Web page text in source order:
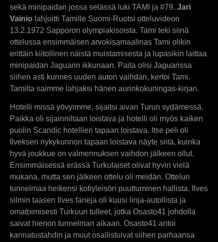
sekä minipaidan jossa selässä luki TAMI ja #79. Jari
Vainio lahjoitti Tamille Suomi-Ruotsi otteluvideon
13.2.1972 Sapporon olympiakisoista. Tami teki siinä
ottelussa ensimmäisen arvokisamaalinas Tami olikin
erittäin kiitollinen näistä muistamisesta ja lupasikin laittaa
minipaidan Jaguarin ikkunaan. Paita olisi Jaguarissa
siihen asti kunnes uuden auton vaihdan, kertoi Tami.
Tamilta saimme lahjaksi hänen aurinkokuningas-kirjan.
Hotelli missä yövyimme, sijaitsi aivan Turun sydämessä.
Paikka oli sijainniltaan loistava ja hotelli oli myös kaiken
puolin Scandic hotellien tapaan loistava. Itse peli oli
Ilveksen nykykunnon tapaan loistava näyte siitä, kuinka
hyvä joukkue on valmennuksen vaihdon jälkeen ollut.
Ensimmäisessä erässä Turkulaiset olivat hyvin vielä
mukana, mutta sen jälkeen ottelu oli meidän. Ottelun
tunnelmaa heikensi kotiyleisön puuttuminen hallista. Ilves
silmin taasen Ilves faneja oli kuusi linja-autollista ja
omatoimisesti Turkuun tulleet, jotka Osasto41 johdolla
saivat hienon tunnelman aikaan. Osasto41 antoi
kannatustahdin ja muut osallistuivat siihen parhaansa